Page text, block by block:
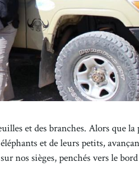
et des branches. Alors que la
et de leurs petits,
nos sièges, penchés vers le